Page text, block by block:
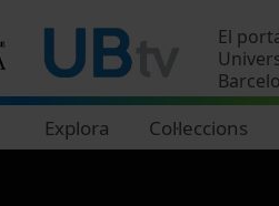
El
Explora Col·leccions